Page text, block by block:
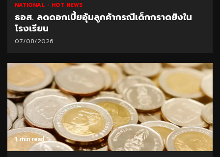
NATIONAL HOT NEWS
ธอส. ลดดอกเบี้ยอุ้มลูกค้ากรณีเด็กกราดยิงใน
โรงเรียน
07/08/2026
1 min read